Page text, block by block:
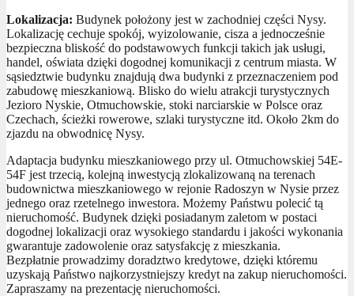
Lokalizacja: Budynek położony jest w zachodniej części Nysy.
Lokalizację cechuje spokój, wyizolowanie, cisza a jednocześnie
bezpieczna bliskość do podstawowych funkcji takich jak usługi,
handel, oświata dzięki dogodnej komunikacji z centrum miasta. W
sąsiedztwie budynku znajdują dwa budynki z przeznaczeniem pod
zabudowę mieszkaniową. Blisko do wielu atrakcji turystycznych
Jezioro Nyskie, Otmuchowskie, stoki narciarskie w Polsce oraz
Czechach, ścieżki rowerowe, szlaki turystyczne itd. Około 2km do
zjazdu na obwodnicę Nysy.
Adaptacja budynku mieszkaniowego przy ul. Otmuchowskiej 54E-
54F jest trzecią, kolejną inwestycją zlokalizowaną na terenach
budownictwa mieszkaniowego w rejonie Radoszyn w Nysie przez
jednego oraz rzetelnego inwestora. Możemy Państwu polecić tą
nieruchomość. Budynek dzięki posiadanym zaletom w postaci
dogodnej lokalizacji oraz wysokiego standardu i jakości wykonania
gwarantuje zadowolenie oraz satysfakcję z mieszkania.
Bezpłatnie prowadzimy doradztwo kredytowe, dzięki któremu
uzyskają Państwo najkorzystniejszy kredyt na zakup nieruchomości.
Zapraszamy na prezentację nieruchomości.